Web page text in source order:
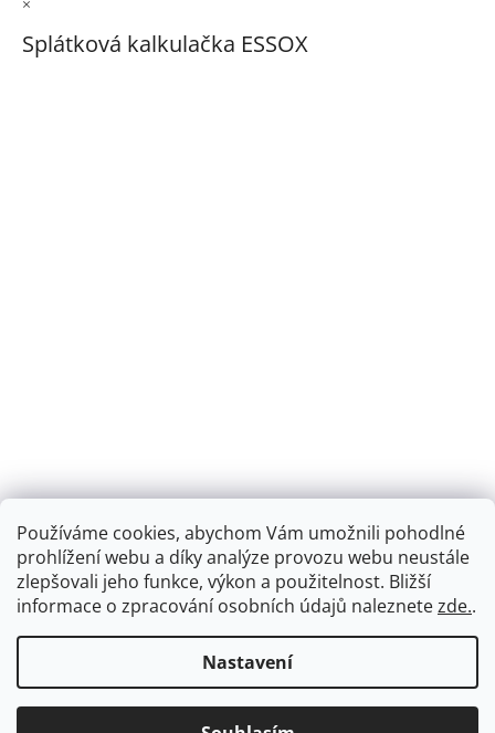
Používáme cookies, abychom Vám umožnili pohodlné
prohlížení webu a díky analýze provozu webu neustále
zlepšovali jeho funkce, výkon a použitelnost. Bližší
informace o zpracování osobních údajů naleznetezde..
Nastavení
Splátková kalkulačka ESSOX